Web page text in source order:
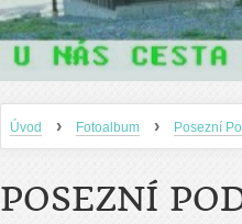
Úvod › Fotoalbum › Posezní
POSEZNÍ